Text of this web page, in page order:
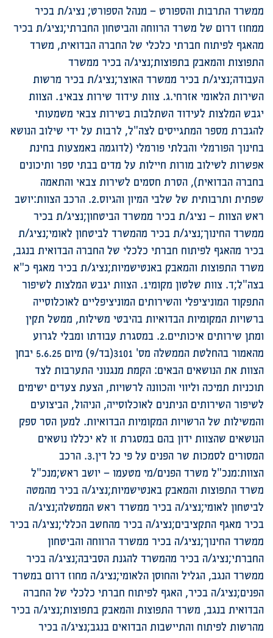
ממשרד התרבות והספורט – מנהל הספורט; נציג/ת בכיר
ממחוז דרום של משרד הרווחה והביטחון החברתי;נציג/ת בכיר
מהאגף לפיתוח חברתי כלכלי של החברה הבדואית, משרד
התפוצות והמאבק בתפוצות;נציג/ה בכיר ממשרד
העבודה;נציג/ת בכיר ממשרד האוצר;נציג/ת בכיר מרשות
השירות הלאומי אזרחי.ג. צוות עידוד שירות צבאי1. הצוות
יגבש המלצות לעידוד השתלבות בשירות צבאי משמעותי
להגברת מספר המתגייסים לצה"ל, לרבות על ידי שילוב הנושא
בחינוך הפורמלי והבלתי פורמלי (לדוגמה באמצעות בחינת
אפשרות לשילוב מורות חיילות על מדים בבתי ספר ותיכונים
בחברה הבדואית), הסרת חסמים לשירות צבאי והתאמה
שפתית ותרבותית של שלבי המיון והגיוס.2. הרכב הצוות:יושב
ראש הצוות – נציג/ת בכיר ממשרד הביטחון;נציג/ת בכיר
ממשרד החינוך;נציג/ת בכיר מהמשרד לביטחון לאומי;נציג/ת
בכיר מהאגף לפיתוח חברתי כלכלי של החברה הבדואית בנגב,
משרד התפוצות והמאבק באנטישמיות;נציג/ת בכיר מאגף כ"א
בצה"ל;ד. צוות שלטון מקומי1. הצוות יגבש המלצות לשיפור
התפקוד המוניציפלי והשירותים המוניציפליים לאוכלוסייה
ברשויות המקומיות הבדואיות בהיבטי משילות, ממשל תקין
ומתן שירותים איכותיים.2. במסגרת עבודתו ומבלי לגרוע
מהאמור בהחלטת הממשלה מס' 3101(בד/9) מיום 5.6.25 יבחן
הצוות את הנושאים הבאים: הקמת מנגנוני התערבות לצד
תוכניות תמיכה וליווי והכוונה לרשויות, הצעת צעדים ישימים
לשיפור השירותים הניתנים לאוכלוסייה, הניהול, הביצועים
והמשילות של הרשויות המקומיות הבדואיות. למען הסר ספק
הנושאים שהצוות ידון בהם במסגרת זו לא יכללו נושאים
המסורים לסמכות שר הפנים על פי כל דין.3. הרכב
הצוות:מנכ"ל משרד הפנים/מי מטעמו – יושב ראש;מנכ"ל
משרד התפוצות והמאבק באנטישמיות;נציג/ה בכיר מהמטה
לביטחון לאומי;נציג/ה בכיר ממשרד ראש הממשלה;נציג/ה
בכיר מאגף התקציבים;נציג/ה בכיר מהחשב הכללי;נציג/ה בכיר
ממשרד החינוך;נציג/ה בכיר ממשרד הרווחה והביטחון
החברתי;נציג/ה בכיר מהמשרד להגנת הסביבה;נציג/ה בכיר
ממשרד הנגב, הגליל והחוסן הלאומי;נציג/ה מחוז דרום במשרד
הפנים;נציג/ה בכיר, האגף לפיתוח חברתי כלכלי של החברה
הבדואית בנגב, משרד התפוצות והמאבק בתפוצות;נציג/ה בכיר
מהרשות לפיתוח והתיישבות הבדואים בנגב;נציג/ה בכיר